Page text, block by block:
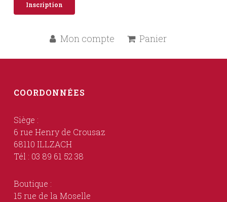
Inscription
Mon compte Panier
COORDONNÉES
Siège :
6 rue Henry de Crousaz
68110 ILLZACH
Tél : 03 89 61 52 38
Boutique :
15 rue de la Moselle